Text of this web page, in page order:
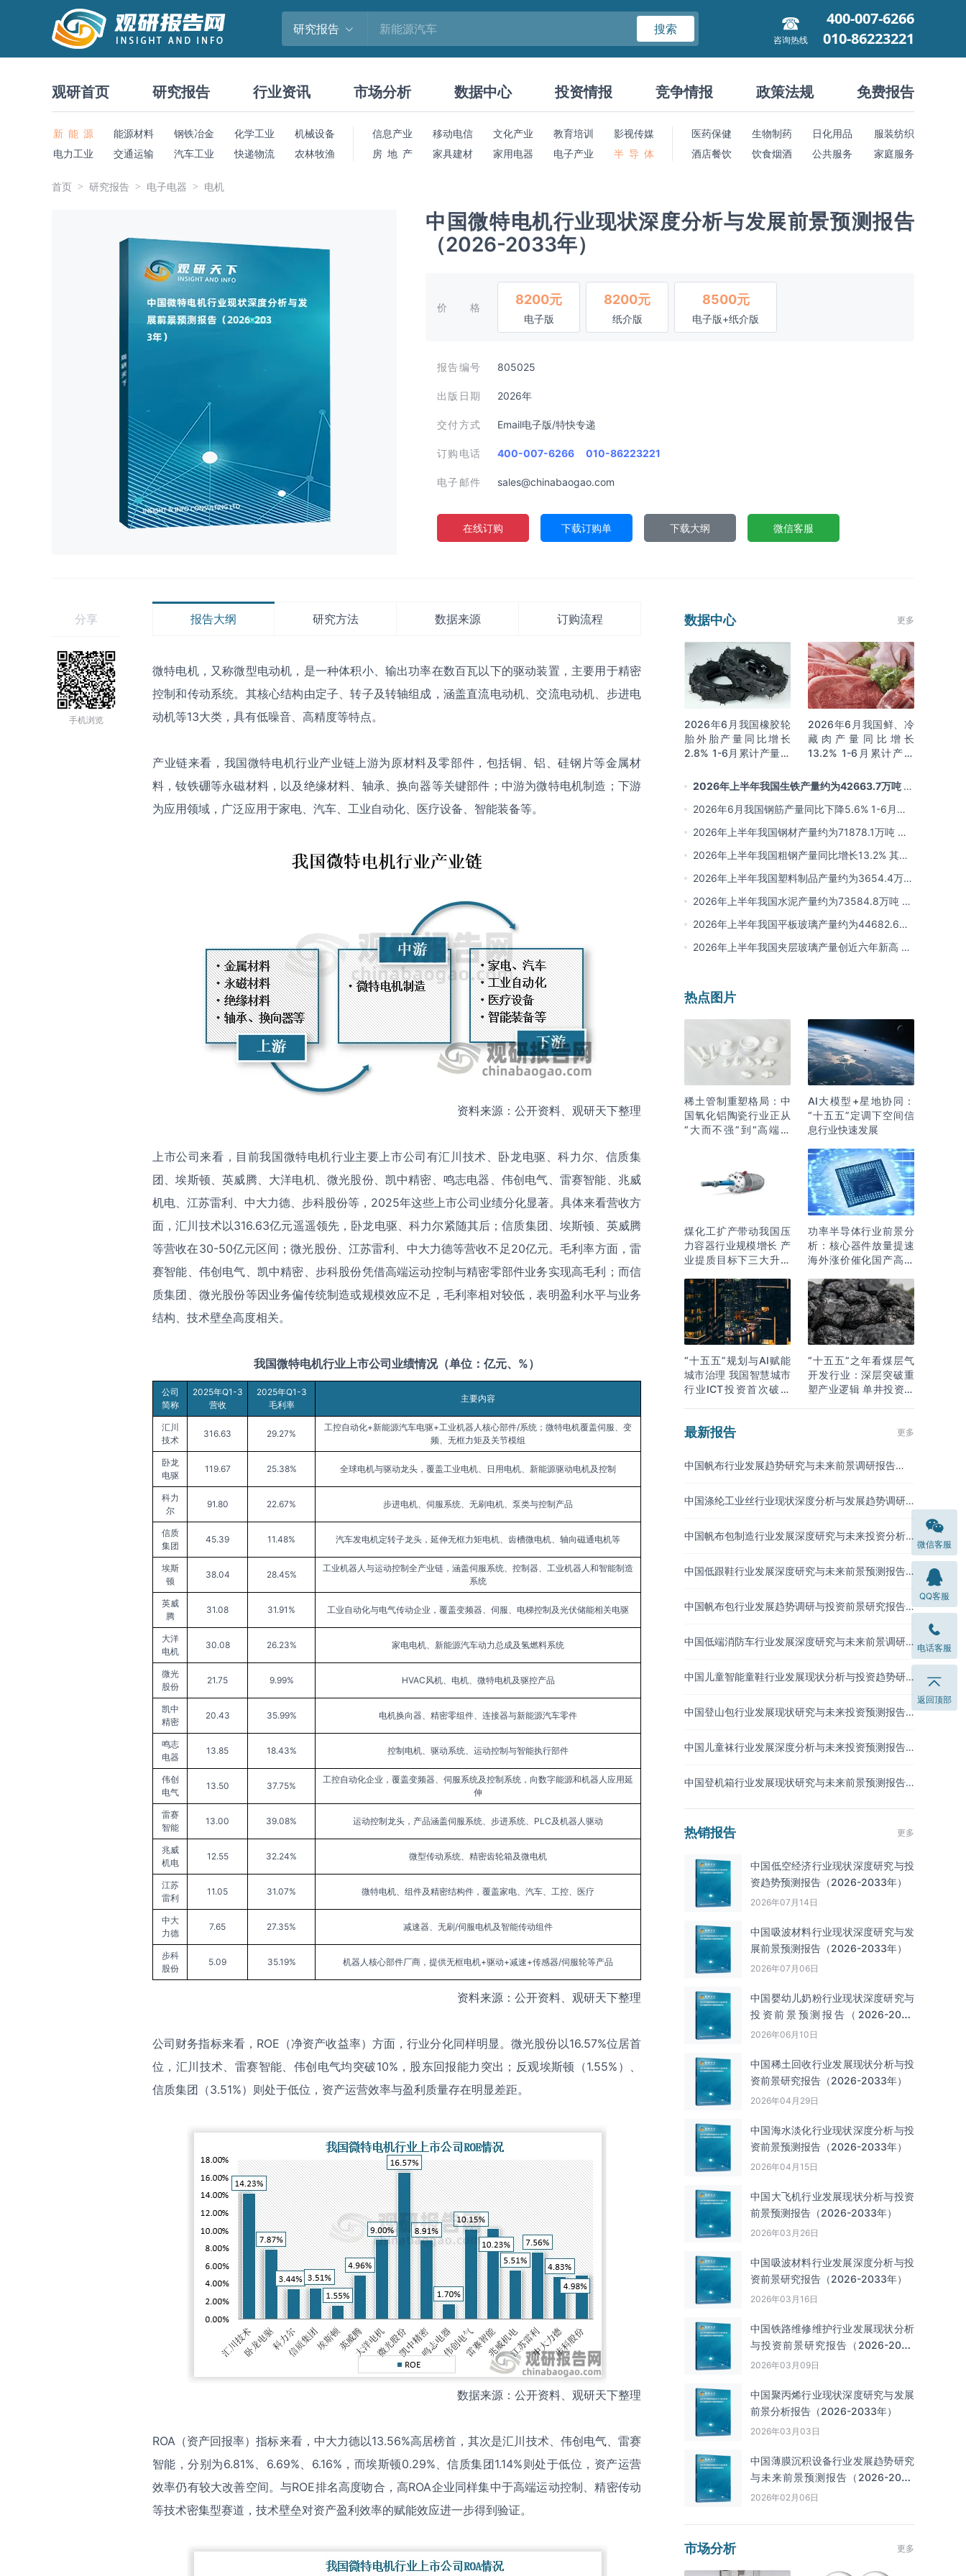
研究报告 搜索
咨询热线
400-007-6266
010-86223221
观研首页 研究报告 行业资讯 市场分析 数据中心 投资情报 竞争情报 政策法规 免费报告
新 能 源 能源材料 钢铁冶金 化学工业
机械设备
电力工业
交通运输 汽车工业 快递物流 农林牧渔
信息产业 移动电信 文化产业 教育培训
影视传媒
房 地 产
家具建材 家用电器 电子产业 半 导 体
医药保健 生物制药 日化用品
服装纺织
酒店餐饮
饮食烟酒 公共服务 家庭服务
首页 研究报告 电子电器 电机
中国微特电机行业现状深度分析与发展前景预测报告
（2026-2033年）
价格
8200元
电子版
8200元
纸介版
8500元
电子版+纸介版
报告编号 805025
出版日期 2026年
交付方式 Email电子版/特快专递
订购电话 400-007-6266 010-86223221
电子邮件 sales@chinabaogao.com
在线订购 下载订购单 下载大纲 微信客服
分享
手机浏览
报告大纲 研究方法 数据来源 订购流程
微特电机，又称微型电动机，是一种体积小、输出功率在数百瓦以下的驱动装置，主要用于精密
控制和传动系统。其核心结构由定子、转子及转轴组成，涵盖直流电动机、交流电动机、步进电
动机等13大类，具有低噪音、高精度等特点。
产业链来看，我国微特电机行业产业链上游为原材料及零部件，包括铜、铝、硅钢片等金属材
料，钕铁硼等永磁材料，以及绝缘材料、轴承、换向器等关键部件；中游为微特电机制造；下游
为应用领域，广泛应用于家电、汽车、工业自动化、医疗设备、智能装备等。
资料来源：公开资料、观研天下整理
上市公司来看，目前我国微特电机行业主要上市公司有汇川技术、卧龙电驱、科力尔、信质集
团、埃斯顿、英威腾、大洋电机、微光股份、凯中精密、鸣志电器、伟创电气、雷赛智能、兆威
机电、江苏雷利、中大力德、步科股份等，2025年这些上市公司业绩分化显著。具体来看营收方
面，汇川技术以316.63亿元遥遥领先，卧龙电驱、科力尔紧随其后；信质集团、埃斯顿、英威腾
等营收在30-50亿元区间；微光股份、江苏雷利、中大力德等营收不足20亿元。毛利率方面，雷
赛智能、伟创电气、凯中精密、步科股份凭借高端运动控制与精密零部件业务实现高毛利；而信
质集团、微光股份等因业务偏传统制造或规模效应不足，毛利率相对较低，表明盈利水平与业务
结构、技术壁垒高度相关。
我国微特电机行业上市公司业绩情况（单位：亿元、%）
公司
简称
2025年Q1-3
营收
2025年Q1-3
毛利率
主要内容
汇川
技术
316.63 29.27%
工控自动化+新能源汽车电驱+工业机器人核心部件/系统；微特电机覆盖伺服、变
频、无框力矩及关节模组
卧龙
电驱
119.67 25.38% 全球电机与驱动龙头，覆盖工业电机、日用电机、新能源驱动电机及控制
科力
尔
91.80 22.67% 步进电机、伺服系统、无刷电机、泵类与控制产品
信质
集团
45.39 11.48% 汽车发电机定转子龙头，延伸无框力矩电机、齿槽微电机、轴向磁通电机等
埃斯
顿
38.04 28.45%
工业机器人与运动控制全产业链，涵盖伺服系统、控制器、工业机器人和智能制造
系统
英威
腾
31.08 31.91% 工业自动化与电气传动企业，覆盖变频器、伺服、电梯控制及光伏储能相关电驱
大洋
电机
30.08 26.23% 家电电机、新能源汽车动力总成及氢燃料系统
微光
股份
21.75 9.99% HVAC风机、电机、微特电机及驱控产品
凯中
精密
20.43 35.99% 电机换向器、精密零组件、连接器与新能源汽车零件
鸣志
电器
13.85 18.43% 控制电机、驱动系统、运动控制与智能执行部件
伟创
电气
13.50 37.75%
工控自动化企业，覆盖变频器、伺服系统及控制系统，向数字能源和机器人应用延
伸
雷赛
智能
13.00 39.08% 运动控制龙头，产品涵盖伺服系统、步进系统、PLC及机器人驱动
兆威
机电
12.55 32.24% 微型传动系统、精密齿轮箱及微电机
江苏
雷利
11.05 31.07% 微特电机、组件及精密结构件，覆盖家电、汽车、工控、医疗
中大
力德
7.65 27.35% 减速器、无刷/伺服电机及智能传动组件
步科
股份
5.09 35.19% 机器人核心部件厂商，提供无框电机+驱动+减速+传感器/伺服轮等产品
资料来源：公开资料、观研天下整理
公司财务指标来看，ROE（净资产收益率）方面，行业分化同样明显。微光股份以16.57%位居首
位，汇川技术、雷赛智能、伟创电气均突破10%，股东回报能力突出；反观埃斯顿（1.55%）、
信质集团（3.51%）则处于低位，资产运营效率与盈利质量存在明显差距。
数据来源：公开资料、观研天下整理
ROA（资产回报率）指标来看，中大力德以13.56%高居榜首，其次是汇川技术、伟创电气、雷赛
智能，分别为6.81%、6.69%、6.16%，而埃斯顿0.29%、信质集团1.14%则处于低位，资产运营
效率仍有较大改善空间。与ROE排名高度吻合，高ROA企业同样集中于高端运动控制、精密传动
等技术密集型赛道，技术壁垒对资产盈利效率的赋能效应进一步得到验证。
数据中心 更多
2026年6月我国橡胶轮
胎外胎产量同比增长
2.8% 1-6月累计产量同
2026年6月我国鲜、冷
藏肉产量同比增长
13.2% 1-6月累计产量
2026年上半年我国生铁产量约为42663.7万吨 同
比下降2.8% 其中河北产量占比22.7%排名第一
2026年6月我国钢筋产量同比下降5.6% 1-6月累
计产量同比下降10.7%
2026年上半年我国钢材产量约为71878.1万吨 同
比下降0.9% 其中河北以超亿吨产量排名第一
2026年上半年我国粗钢产量同比增长13.2% 其中
河北产量占比21.5%位居首位
2026年上半年我国塑料制品产量约为3654.4万吨
其中江苏、浙江产量分别占比18.9%、16.0%
2026年上半年我国水泥产量约为73584.8万吨 同
比下降8% 其中广东、浙江和安徽分别排名前三
2026年上半年我国平板玻璃产量约为44682.6万
重量箱 同比下降5.7% 其中河北产量最多 占比
2026年上半年我国夹层玻璃产量创近六年新高 约
热点图片
稀土管制重塑格局：中
国氧化铝陶瓷行业正从
“大而不强”到“高端突
AI大模型+星地协同：
“十五五”定调下空间信
息行业快速发展
煤化工扩产带动我国压
力容器行业规模增长 产
业提质目标下三大升级
功率半导体行业前景分
析：核心器件放量提速
海外涨价催化国产高端
“十五五”规划与AI赋能
城市治理 我国智慧城市
行业ICT投资首次破万
“十五五”之年看煤层气
开发行业：深层突破重
塑产业逻辑 单井投资成
最新报告 更多
中国帆布行业发展趋势研究与未来前景调研报告
中国涤纶工业丝行业现状深度分析与发展趋势调研
中国帆布包制造行业发展深度研究与未来投资分析
中国低跟鞋行业发展深度研究与未来前景预测报告
中国帆布包行业发展趋势调研与投资前景研究报告
中国低端消防车行业发展深度研究与未来前景调研
中国儿童智能童鞋行业发展现状分析与投资趋势研
中国登山包行业发展现状研究与未来投资预测报告
中国儿童袜行业发展深度分析与未来投资预测报告
中国登机箱行业发展现状研究与未来前景预测报告
热销报告 更多
中国低空经济行业现状深度研究与投
资趋势预测报告（2026-2033年）
2026年07月14日
中国吸波材料‌‌‌行业现状深度研究与发
展前景预测报告（2026-2033年）
2026年07月06日
中国婴幼儿奶粉行业现状深度研究与
投资前景预测报告（2026-2033
年）
2026年06月10日
中国‌‌稀土回收‌‌行业发展现状分析与投
资前景研究报告（2026-2033年）
2026年04月29日
中国海水淡化行业现状深度分析与投
资前景预测报告（2026-2033年）
2026年04月15日
中国大飞机行业发展现状分析与投资
前景预测报告（2026-2033年）
2026年03月26日
中国吸波材料行业发展深度分析与投
资前景研究报告（2026-2033年）
2026年03月16日
中国铁路维修维护行业发展现状分析
与投资前景研究报告（2026-2033
年）
2026年03月09日
中国聚丙烯行业现状深度研究与发展
前景分析报告（2026-2033年）
2026年03月03日
中国薄膜沉积设备行业发展趋势研究
与未来前景预测报告（2026-2033
年）
2026年02月06日
市场分析 更多
微信客服
QQ客服
电话客服
返回顶部